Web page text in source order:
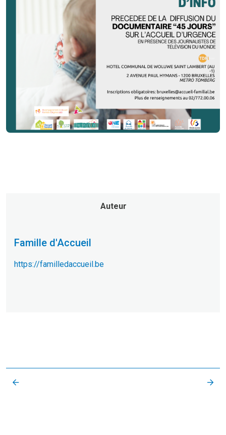
Auteur
Famille d'Accueil
https://familledaccueil.be